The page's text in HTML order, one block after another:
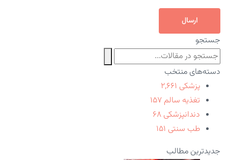
ارسال
جستجو
دسته‌های منتخب
پزشکی ۲,۶۶۱
تغذیه سالم ۱۵۷
دندانپزشکی ۶۸
طب سنتی ۱۵۱
جدیدترین مطالب